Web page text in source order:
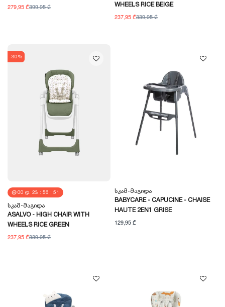
279,95 ₾399,95 ₾
WHEELS RICE BEIGE
237,95 ₾339,95 ₾
-30%
00 Დ. 23 : 56 : 51
Სკამ-Მაგიდა
ASALVO - HIGH CHAIR WITH
WHEELS RICE GREEN
237,95 ₾339,95 ₾
Სკამ-Მაგიდა
BABYCARE - CAPUCINE - CHAISE
HAUTE 2EN1 GRISE
129,95 ₾